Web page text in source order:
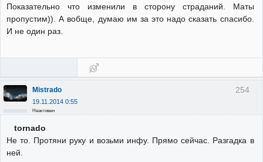
Показательно что изменили в сторону страданий. Маты
пропустим)). А вобще, думаю им за это надо сказать спасибо.
И не один раз.
254
Mistrado
19.11.2014 0:55
Неактивен
tornado
Не то. Протяни руку и возьми инфу. Прямо сейчас. Разгадка в
ней.